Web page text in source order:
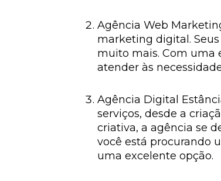
Agência Web
marketing digital.
muito mais. Com uma
atender às
Agência Digital
serviços, desde a
criativa, a agência se
você está procurando
uma excelente opção.